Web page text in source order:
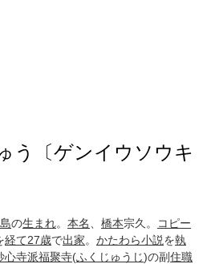
う〔ゲンイウソウキ
の生まれ。 本名 橋本宗久。
コピー
経て27歳で出家。 かたわら小説を執
心寺派福聚寺(ふくじゅうじ)の副住職